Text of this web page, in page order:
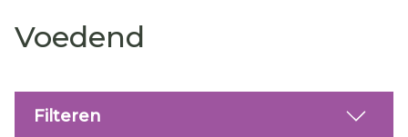
Voedend
Filteren